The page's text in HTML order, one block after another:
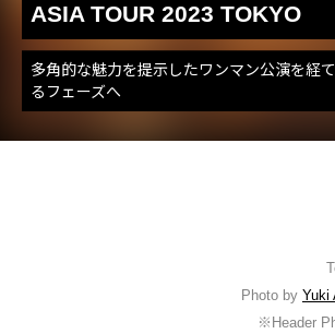
ASIA TOUR 2023 TOKYO
多角的な魅力を提示したワンマン公演を経
るフェーズへ
Photo by Yuki
※Header